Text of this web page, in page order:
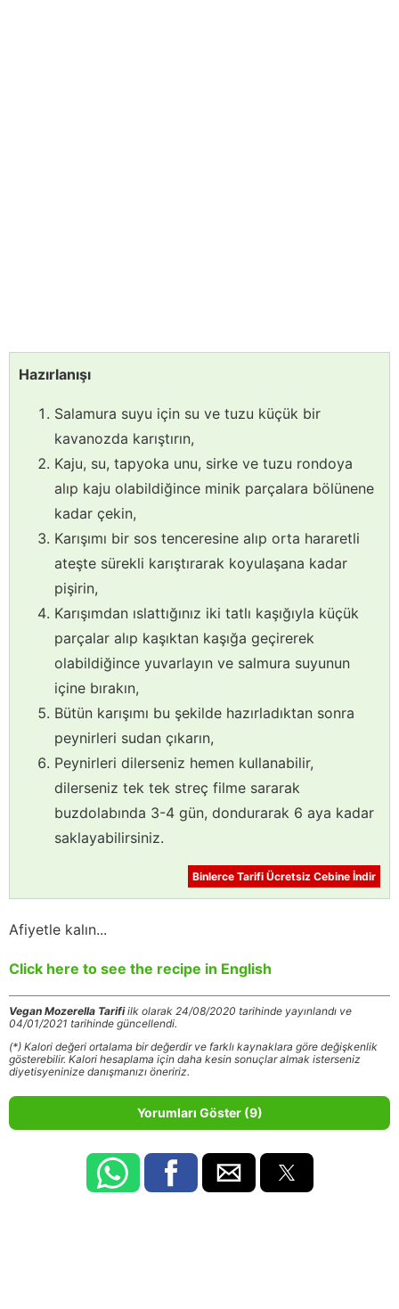
Hazırlanışı
Salamura suyu için su ve tuzu küçük bir
kavanozda karıştırın,
Kaju, su, tapyoka unu, sirke ve tuzu rondoya
alıp kaju olabildiğince minik parçalara bölünene
kadar çekin,
Karışımı bir sos tenceresine alıp orta hararetli
ateşte sürekli karıştırarak koyulaşana kadar
pişirin,
Karışımdan ıslattığınız iki tatlı kaşığıyla küçük
parçalar alıp kaşıktan kaşığa geçirerek
olabildiğince yuvarlayın ve salmura suyunun
içine bırakın,
Bütün karışımı bu şekilde hazırladıktan sonra
peynirleri sudan çıkarın,
Peynirleri dilerseniz hemen kullanabilir,
dilerseniz tek tek streç filme sararak
buzdolabında 3-4 gün, dondurarak 6 aya kadar
saklayabilirsiniz.
Binlerce Tarifi Ücretsiz Cebine İndir
Afiyetle kalın...
Click here to see the recipe in English
Vegan Mozerella Tarifiilk olarak 24/08/2020 tarihinde yayınlandı ve
04/01/2021 tarihinde güncellendi.
(*) Kalori değeri ortalama bir değerdir ve farklı kaynaklara göre değişkenlik
gösterebilir. Kalori hesaplama için daha kesin sonuçlar almak isterseniz
diyetisyeninize danışmanızı öneririz.
Yorumları Göster (9)